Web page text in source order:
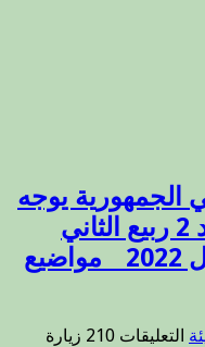
يوجه
حول خطبة الجمعة ليوم غد 2 ربيع الثاني
1444 هجرية 28 تشرين أول 2022 _ مواضيع
التعليقات على
210 زيارة